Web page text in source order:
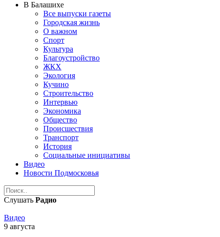
В Балашихе
Все выпуски газеты
Городская жизнь
О важном
Спорт
Культура
Благоустройство
ЖКХ
Экология
Кучино
Строительство
Интервью
Экономика
Общество
Происшествия
Транспорт
История
Социальные инициативы
Видео
Новости Подмосковья
Слушать Радио
Видео
9 августа